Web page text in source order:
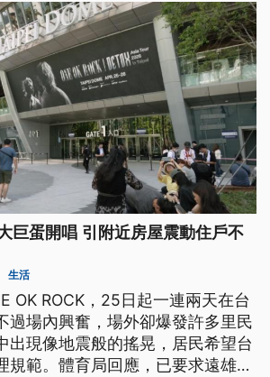
巨蛋開唱 引附近房屋震動住戶不
生活
OK ROCK，25日起一連兩天在台
過場內興奮，場外卻爆發許多里民
出現像地震般的搖晃，居民希望台
規範。體育局回應，已要求遠雄轉